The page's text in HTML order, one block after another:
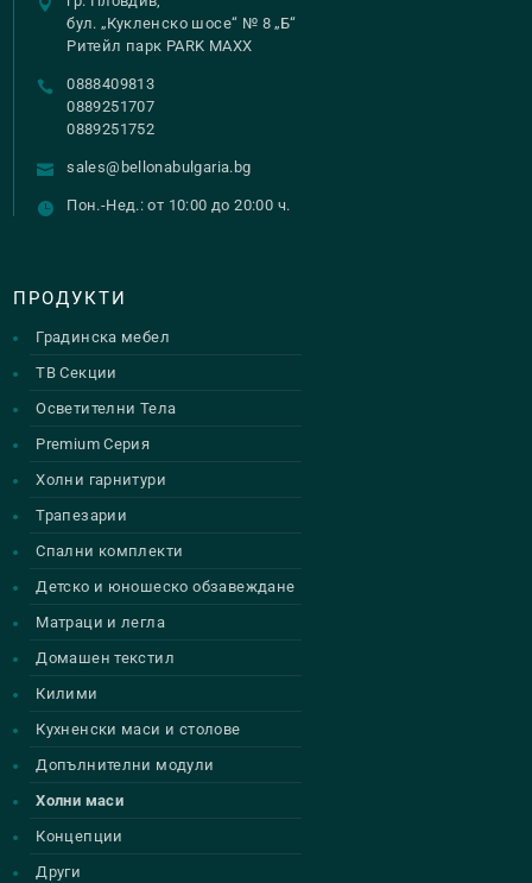
бул. „Кукленско шосе“ № 8 „Б“
Ритейл парк PARK MAXX
0888409813
0889251707
0889251752
sales@bellonabulgaria.bg
Пон.-Нед.: от 10:00 до 20:00 ч.
ПРОДУКТИ
Градинска мебел
ТВ Секции
Осветителни Тела
Premium Серия
Холни гарнитури
Трапезарии
Спални комплекти
Детско и юношеско обзавеждане
Матраци и легла
Домашен текстил
Килими
Кухненски маси и столове
Допълнителни модули
Холни маси
Концепции
Други